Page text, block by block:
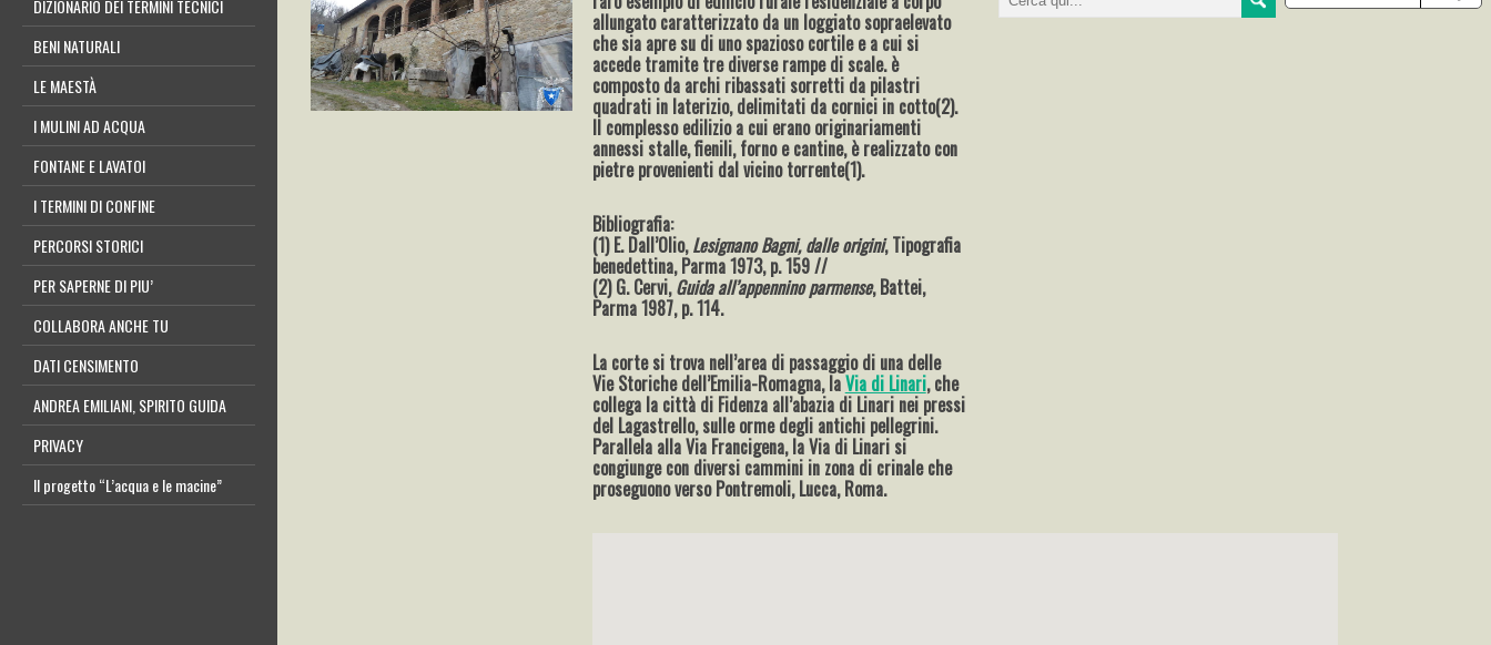
DIZIONARIO DEI TERMINI TECNICI
BENI NATURALI
LE MAESTÀ
I MULINI AD ACQUA
FONTANE E LAVATOI
I TERMINI DI CONFINE
PERCORSI STORICI
PER SAPERNE DI PIU’
COLLABORA ANCHE TU
DATI CENSIMENTO
ANDREA EMILIANI, SPIRITO GUIDA
PRIVACY
Il progetto “L’acqua e le macine”
allungato caratterizzato da un loggiato sopraelevato
che sia apre su di uno spazioso cortile e a cui si
accede tramite tre diverse rampe di scale. è
composto da archi ribassati sorretti da pilastri
quadrati in laterizio, delimitati da cornici in cotto(2).
Il complesso edilizio a cui erano originariamenti
annessi stalle, fienili, forno e cantine, è realizzato con
pietre provenienti dal vicino torrente(1).
Bibliografia:
(1) E. Dall’Olio,Lesignano Bagni, dalle origini, Tipografia
benedettina, Parma 1973, p. 159 //
(2) G. Cervi,Guida all’appennino parmense, Battei,
Parma 1987, p. 114.
La corte si trova nell’area di passaggio di una delle
Vie Storiche dell’Emilia-Romagna, laVia di Linari, che
collega la città di Fidenza all’abazia di Linari nei pressi
del Lagastrello, sulle orme degli antichi pellegrini.
Parallela alla Via Francigena, la Via di Linari si
congiunge con diversi cammini in zona di crinale che
proseguono verso Pontremoli, Lucca, Roma.